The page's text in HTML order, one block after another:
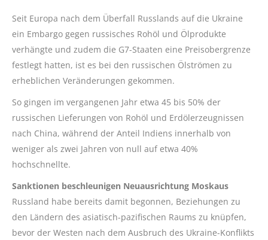
Seit Europa nach dem Überfall Russlands auf die Ukraine
ein Embargo gegen russisches Rohöl und Ölprodukte
verhängte und zudem die G7-Staaten eine Preisobergrenze
festlegt hatten, ist es bei den russischen Ölströmen zu
erheblichen Veränderungen gekommen.
So gingen im vergangenen Jahr etwa 45 bis 50% der
russischen Lieferungen von Rohöl und Erdölerzeugnissen
nach China, während der Anteil Indiens innerhalb von
weniger als zwei Jahren von null auf etwa 40%
hochschnellte.
Sanktionen beschleunigen Neuausrichtung Moskaus
Russland habe bereits damit begonnen, Beziehungen zu
den Ländern des asiatisch-pazifischen Raums zu knüpfen,
bevor der Westen nach dem Ausbruch des Ukraine-Konflikts